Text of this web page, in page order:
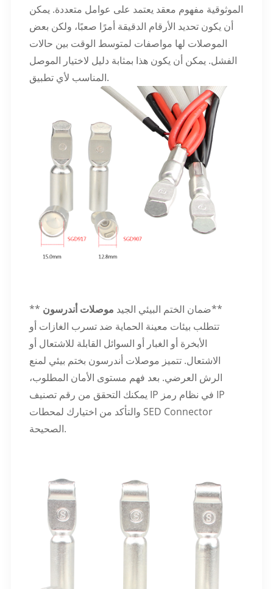
الموثوقية مفهوم معقد يعتمد على عوامل متعددة. يمكن
أن يكون تحديد الأرقام الدقيقة أمرًا صعبًا، ولكن بعض
الموصلات لها مواصفات لمتوسط الوقت بين حالات
الفشل. يمكن أن يكون هذا بمثابة دليل لاختيار الموصل
المناسب لأي تطبيق.
** ضمان الختم البيئي الجيد موصلات أندرسون
**
تتطلب بيئات معينة الحماية ضد تسرب الغازات أو
الأبخرة أو الغبار أو السوائل القابلة للاشتعال أو
الاشتعال. تتميز موصلات أندرسون بختم بيئي لمنع
الرش العرضي. بعد فهم مستوى الأمان المطلوب،
يمكنك التحقق من رقم تصنيف IP في نظام رمز IP
والتأكد من اختيارك لمحطات SED Connector
الصحيحة.